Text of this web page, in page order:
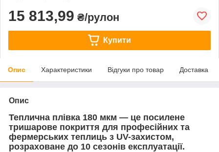
15 813,99 ₴/рулон
Купити
Опис Характеристики Відгуки про товар Доставка
Опис
Теплична плівка 180 мкм — це посилене
тришарове покриття для професійних та
фермерських теплиць з UV-захистом,
розраховане до 10 сезонів експлуатації.